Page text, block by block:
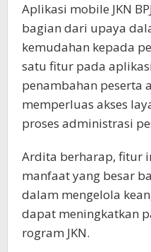
Aplikasi mobile JKN
bagian dari upaya
kemudahan kepada
satu fitur pada
penambahan peserta
memperluas akses
proses administrasi
Ardita berharap, fitur
manfaat yang besar
dalam mengelola
dapat meningkatkan
rogram JKN.